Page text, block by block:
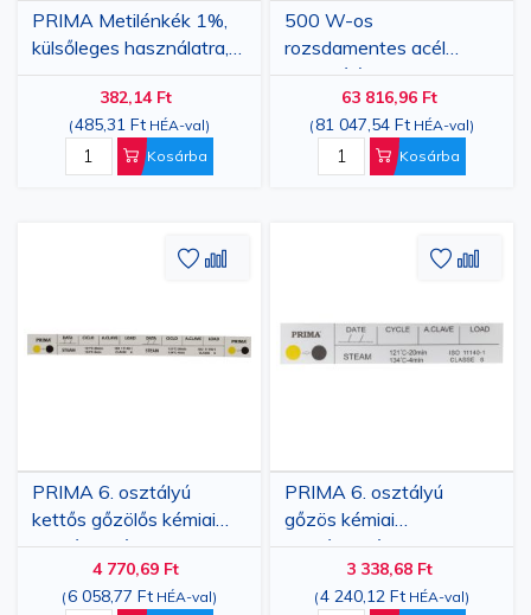
PRIMA Metilénkék 1%,
külsőleges használatra,
25g
382,14 Ft
(485,31 Ft HÉA-val)
Kosárba
500 W-os
rozsdamentes acél
sterilizáló
tasakhegesztővel, 250
mm-es hegesztési
szélességgel (430 × 340
× 250 mm)
63 816,96 Ft
(81 047,54 Ft HÉA-val)
Kosárba
PRIMA 6. osztályú
kettős gőzölős kémiai
indikátorcsíkok
autoklávhoz, 6. osztály,
205x20mm, 250 db
4 770,69 Ft
(6 058,77 Ft HÉA-val)
Hozzáadás
Hozzáadás
PRIMA 6. osztályú
gőzös kémiai
indikátorcsíkok
autoklávhoz, 105x20
mm, 250 db
3 338,68 Ft
(4 240,12 Ft HÉA-val)